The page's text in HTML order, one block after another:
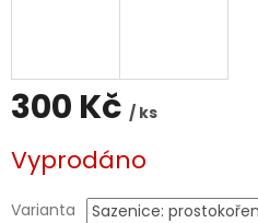
300 Kč / ks
cena:
Vyprodáno
Varianta